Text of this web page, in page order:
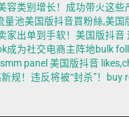
容类别增长！成功带火这
池美国版抖音買粉絲,美
家出单到手软！美国版抖
成为社交电商主阵地bulk
panel 美国版抖音
规！违反将被“封杀”！buy